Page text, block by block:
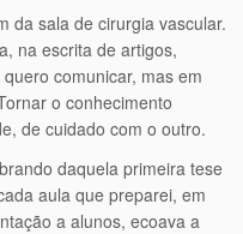
da sala de cirurgia vascular.
na escrita de artigos,
comunicar, mas em
o conhecimento
de cuidado com o outro.
daquela primeira tese
aula que preparei, em
a alunos, ecoava a